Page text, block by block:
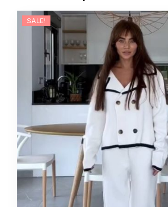
SALE!